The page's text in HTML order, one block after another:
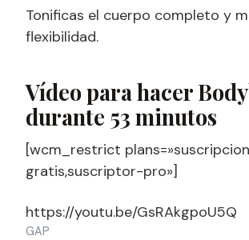
Tonificas el cuerpo completo y
flexibilidad.
Vídeo para hacer
durante 53 minutos
[wcm_restrict
gratis,suscriptor-pro»]
https://youtu.be/GsRAkgpoU5Q
GAP